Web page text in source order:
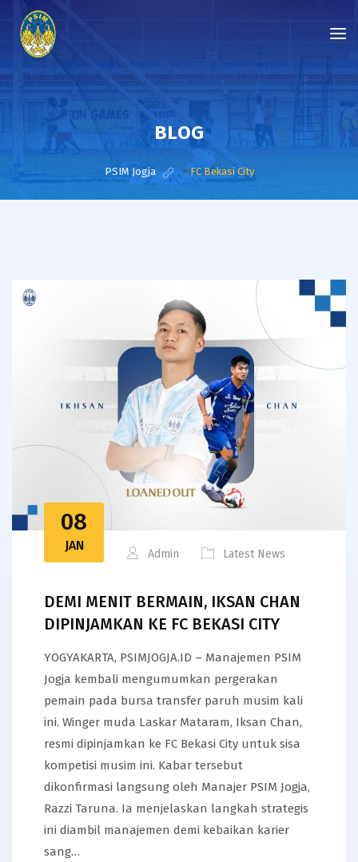
BLOG
PSIM Jogja >FC Bekasi City
08
JAN
Admin Latest News
DEMI MENIT BERMAIN, IKSAN CHAN
DIPINJAMKAN KE FC BEKASI CITY
YOGYAKARTA, PSIMJOGJA.ID – Manajemen PSIM
Jogja kembali mengumumkan pergerakan
pemain pada bursa transfer paruh musim kali
ini. Winger muda Laskar Mataram, Iksan Chan,
resmi dipinjamkan ke FC Bekasi City untuk sisa
kompetisi musim ini. Kabar tersebut
dikonfirmasi langsung oleh Manajer PSIM Jogja,
Razzi Taruna. Ia menjelaskan langkah strategis
ini diambil manajemen demi kebaikan karier
sang…